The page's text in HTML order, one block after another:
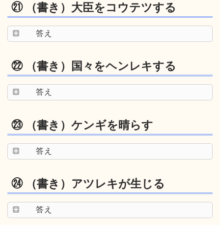
㉑ （書き）大臣をコウテツする
答え
㉒ （書き）国々をヘンレキする
答え
㉓ （書き）ケンギを晴らす
答え
㉔ （書き）アツレキが生じる
答え